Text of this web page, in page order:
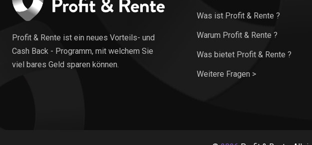
Profit & Rente ist ein neues Vorteils- und
Cash Back - Programm, mit welchem Sie
viel bares Geld sparen können.
Was ist Profit & Rente ?
Warum Profit & Rente ?
Was bietet Profit & Rente ?
Weitere Fragen >